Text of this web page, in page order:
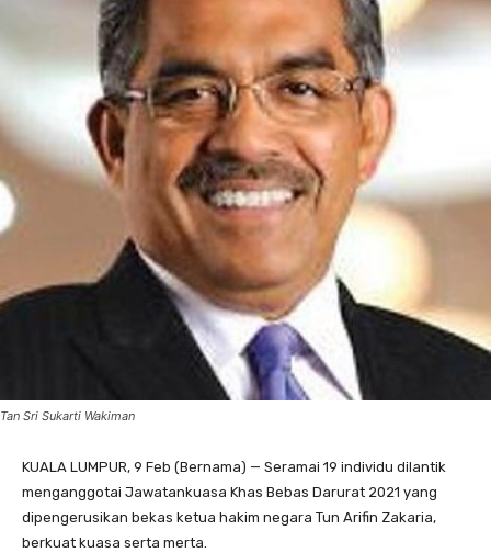
Tan Sri Sukarti Wakiman
KUALA LUMPUR, 9 Feb (Bernama) — Seramai 19 individu dilantik
menganggotai Jawatankuasa Khas Bebas Darurat 2021 yang
dipengerusikan bekas ketua hakim negara Tun Arifin Zakaria,
berkuat kuasa serta merta.